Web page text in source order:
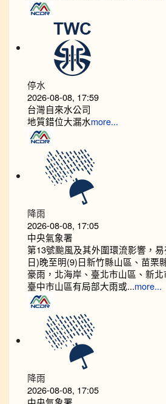
停水
2026-08-08, 17:59
台灣自來水公司
地質錯位大漏水more...
降雨
2026-08-08, 17:05
中央氣象署
第13號颱風及其外圍環流影響，
日)晚至明(9)日新竹縣山區、苗栗
豪雨，北海岸、臺北市山區、新北
臺中市山區有局部大雨或...more...
降雨
2026-08-08, 17:05